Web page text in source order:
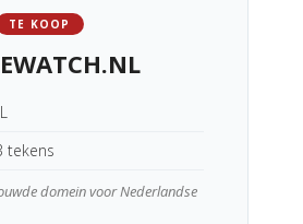
TE KOOP
tekens
domein voor Nederlandse